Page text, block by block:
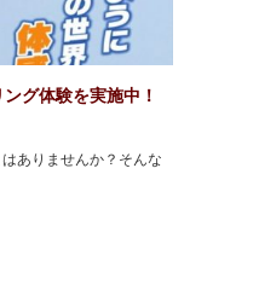
グ体験を実施中！
ありませんか？そんな